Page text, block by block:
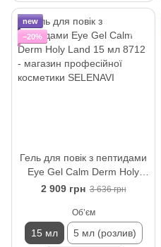
new
−20%
Гель для повік з пептидами
Eye Gel Calm Derm Holy
Land 15 мл
2 909 грн 3 636 грн
Обʼєм
15 мл 5 мл (розлив)